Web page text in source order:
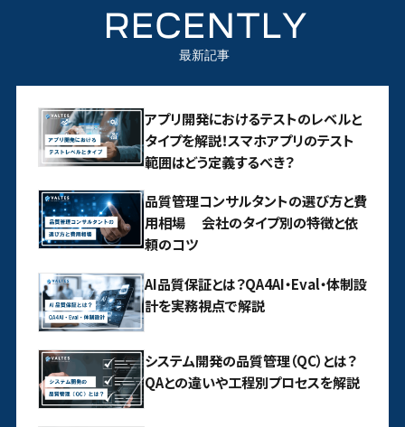
RECENTLY
最新記事
アプリ開発におけるテストのレベルと
タイプを解説！スマホアプリのテスト
範囲はどう定義するべき？
品質管理コンサルタントの選び方と費
用相場 会社のタイプ別の特徴と依
頼のコツ
AI品質保証とは？QA4AI・Eval・体制設
計を実務視点で解説
システム開発の品質管理（QC）とは？
QAとの違いや工程別プロセスを解説